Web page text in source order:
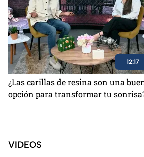
12:17
¿Las carillas de resina son una
opción para transformar tu
VIDEOS